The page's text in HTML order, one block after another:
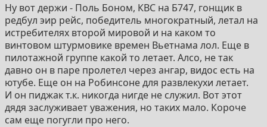
Ну вот держи - Поль Боном, КВС на Б747, гонщик в
редбул эир рейс, победитель многократный, летал на
истребителях второй мировой и на каком то
винтовом штурмовике времен Вьетнама лол. Еще в
пилотажной группе какой то летает. Алсо, не так
давно он в паре пролетел через ангар, видос есть на
ютубе. Еще он на Робинсоне для развлекухи летает.
И он пиджак т.к. никогда нигде не служил. Вот этот
дядя заслуживает уважения, но таких мало. Короче
сам еще погугли про него.